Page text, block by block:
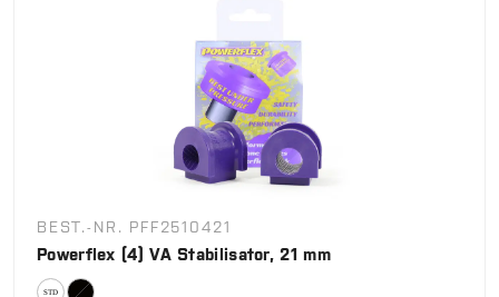
BEST.-NR. PFF2510421
Powerflex (4) VA Stabilisator, 21 mm